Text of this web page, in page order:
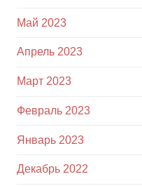
Май 2023
Апрель 2023
Март 2023
Февраль 2023
Январь 2023
Декабрь 2022